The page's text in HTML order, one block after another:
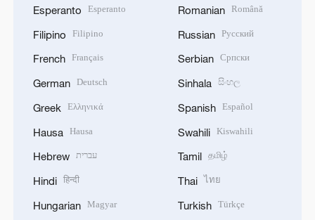
Esperanto Esperanto
Filipino Filipino
French Français
German Deutsch
Greek Ελληνικά
Hausa Hausa
Hebrew עברית
Hindi हिन्दी
Hungarian Magyar
Romanian Română
Russian Русский
Serbian Српски
Sinhala සිංහල
Spanish Español
Swahili Kiswahili
Tamil தமிழ்
Thai ไทย
Turkish Türkçe